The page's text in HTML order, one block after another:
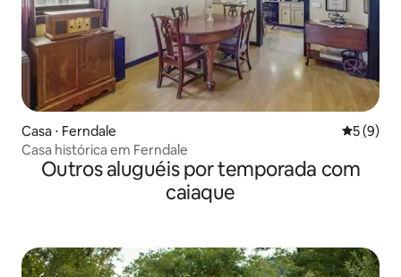
Casa ⋅ Ferndale 5 de
5 (9)
Casa histórica em Ferndale
Outros aluguéis por temporada com
caiaque